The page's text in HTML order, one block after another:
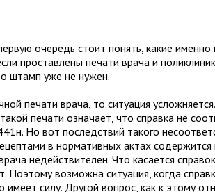
очередь стоит понять, какие именно
проставлены печати врача и
штамп уже не нужен.
печати врача, то ситуация
печати означает, что справка не
Но вот последствий такого
в нормативных актах содержится
недействителен. Что касается
Поэтому возможна ситуация, когда
имеет силу. Другой вопрос, как к этому